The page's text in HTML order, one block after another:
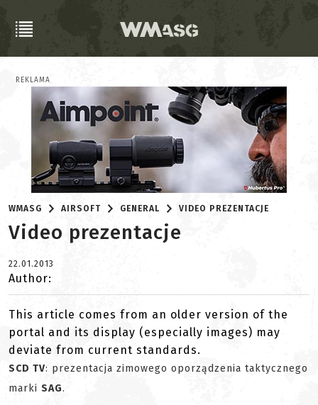
REKLAMA
WMASG AIRSOFT GENERAL VIDEO PREZENTACJE
Video prezentacje
22.01.2013
Author:
This article comes from an older version of the
portal and its display (especially images) may
deviate from current standards.
SCD TV: prezentacja zimowego oporządzenia taktycznego
marki SAG.